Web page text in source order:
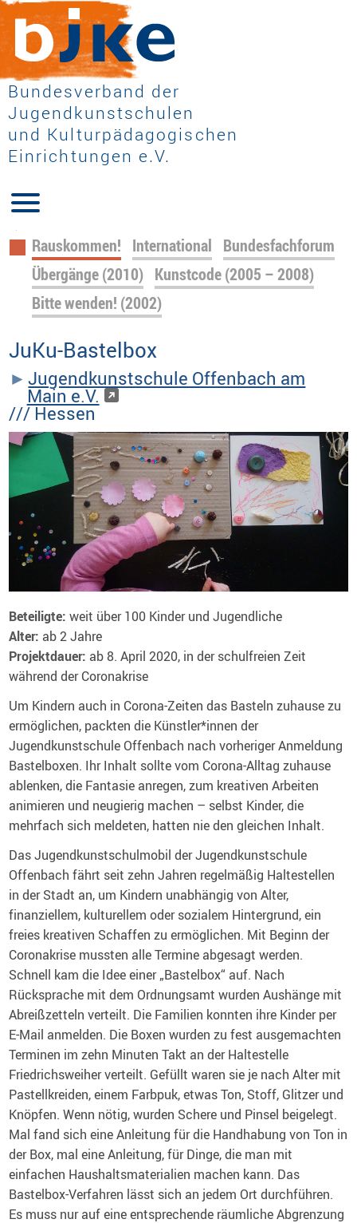
Bundesverband der
Jugendkunstschulen
und Kulturpädagogischen
Einrichtungen e.V.
Navigation
überspringen
Rauskommen! International Bundesfachforum
Übergänge (2010) Kunstcode (2005 – 2008)
Bitte wenden! (2002)
JuKu-Bastelbox
Jugendkunstschule Offenbach am
Main e.V.
/// Hessen
Beteiligte:weit über 100 Kinder und Jugendliche
Alter: ab 2 Jahre
Projektdauer: ab 8. April 2020, in der schulfreien Zeit
während der Coronakrise
Um Kindern auch in Corona-Zeiten das Basteln zuhause zu
ermöglichen, packten die Künstler*innen der
Jugendkunstschule Offenbach nach vorheriger Anmeldung
Bastelboxen. Ihr Inhalt sollte vom Corona-Alltag zuhause
ablenken, die Fantasie anregen, zum kreativen Arbeiten
animieren und neugierig machen – selbst Kinder, die
mehrfach sich meldeten, hatten nie den gleichen Inhalt.
Das Jugendkunstschulmobil der Jugendkunstschule
Offenbach fährt seit zehn Jahren regelmäßig Haltestellen
in der Stadt an, um Kindern unabhängig von Alter,
finanziellem, kulturellem oder sozialem Hintergrund, ein
freies kreativen Schaffen zu ermöglichen. Mit Beginn der
Coronakrise mussten alle Termine abgesagt werden.
Schnell kam die Idee einer „Bastelbox“ auf. Nach
Rücksprache mit dem Ordnungsamt wurden Aushänge mit
Abreißzetteln verteilt. Die Familien konnten ihre Kinder per
E-Mail anmelden. Die Boxen wurden zu fest ausgemachten
Terminen im zehn Minuten Takt an der Haltestelle
Friedrichsweiher verteilt. Gefüllt waren sie je nach Alter mit
Pastellkreiden, einem Farbpuk, etwas Ton, Stoff, Glitzer und
Knöpfen. Wenn nötig, wurden Schere und Pinsel beigelegt.
Mal fand sich eine Anleitung für die Handhabung von Ton in
der Box, mal eine Anleitung, für Dinge, die man mit
einfachen Haushaltsmaterialien machen kann. Das
Bastelbox-Verfahren lässt sich an jedem Ort durchführen.
Es muss nur auf eine entsprechende räumliche Abgrenzung